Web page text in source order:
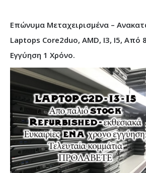
Επώνυμα Μεταχειρισμένα –
Laptops Core2duo, AMD, I3, I5, Από
Εγγύηση 1 Χρόνο.